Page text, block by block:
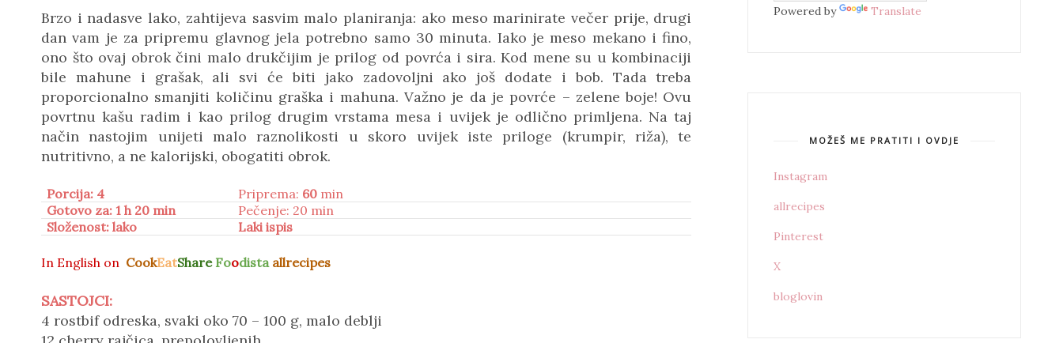
Brzo i nadasve lako, zahtijeva sasvim malo planiranja: ako meso marinirate večer prije, drugi
dan vam je za pripremu glavnog jelapotrebno samo 30 minuta. Iako je meso mekano i fino,
ono što ovaj obrok čini malo drukčijim je prilog od povrća i sira. Kod mene su u kombinaciji
bile mahune i grašak, ali svi će biti jako zadovoljni ako još dodate i bob. Tada treba
proporcionalno smanjiti količinu graška i mahuna. Važno je da je povrće – zelene boje! Ovu
povrtnu kašu radim i kao prilog drugim vrstama mesa i uvijek je odlično primljena. Na taj
način nastojim unijeti malo raznolikosti u skoro uvijek iste priloge (krumpir, riža), te
nutritivno, a ne kalorijski, obogatiti obrok.
Porcija: 4 Priprema: 60 min
Gotovo za: 1 h 20 min
Pečenje: 20 min
Složenost: lako
Laki ispis
In English on CookEatShare Foodista allrecipes
SASTOJCI:
4 rostbif odreska, svaki oko 70 – 100 g, malo deblji
Powered by Translate
MOŽEŠ ME PRATITI I OVDJE
Instagram
allrecipes
Pinterest
X
bloglovin